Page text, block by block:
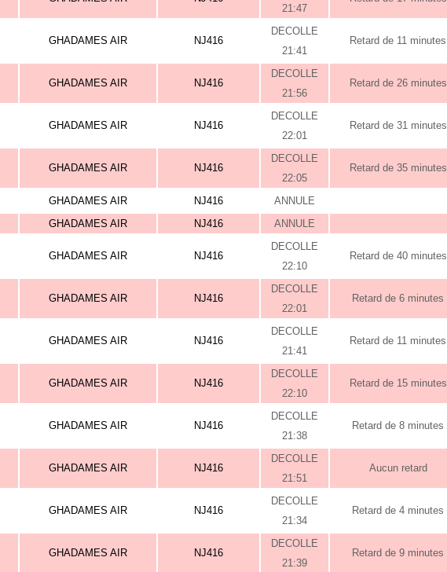
21:47
GHADAMES AIR NJ416
DECOLLE
21:41
Retard de 11 minutes
GHADAMES AIR NJ416
DECOLLE
21:56
Retard de 26 minutes
GHADAMES AIR NJ416
DECOLLE
22:01
Retard de 31 minutes
GHADAMES AIR NJ416
DECOLLE
22:05
Retard de 35 minutes
GHADAMES AIR NJ416
ANNULE
GHADAMES AIR NJ416 ANNULE
GHADAMES AIR NJ416
DECOLLE
22:10
Retard de 40 minutes
GHADAMES AIR NJ416
DECOLLE
22:01
Retard de 6 minutes
GHADAMES AIR NJ416
DECOLLE
21:41
Retard de 11 minutes
GHADAMES AIR NJ416
DECOLLE
22:10
Retard de 15 minutes
GHADAMES AIR NJ416
DECOLLE
21:38
Retard de 8 minutes
GHADAMES AIR NJ416
DECOLLE
21:51
Aucun retard
GHADAMES AIR NJ416
DECOLLE
21:34
Retard de 4 minutes
GHADAMES AIR NJ416
DECOLLE
21:39
Retard de 9 minutes